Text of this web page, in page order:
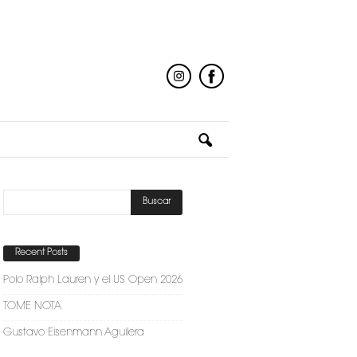
Recent Posts
Polo Ralph Lauren y el US Open 2026
TOME NOTA
Gustavo Eisenmann Aguilera